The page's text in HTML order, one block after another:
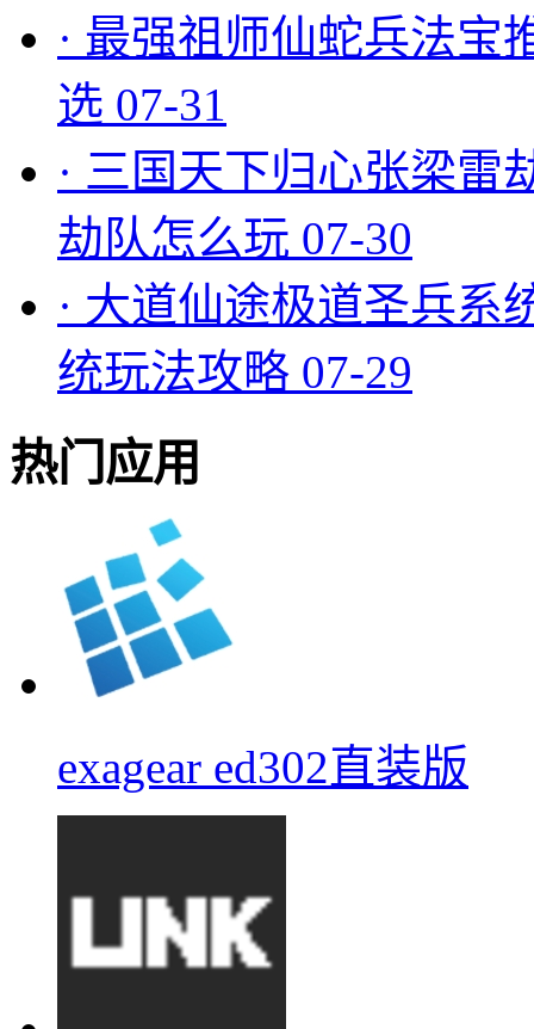
· 最强祖师仙蛇兵法宝
选 07-31
· 三国天下归心张梁雷
劫队怎么玩 07-30
· 大道仙途极道圣兵系
统玩法攻略 07-29
热门应用
exagear ed302直装版